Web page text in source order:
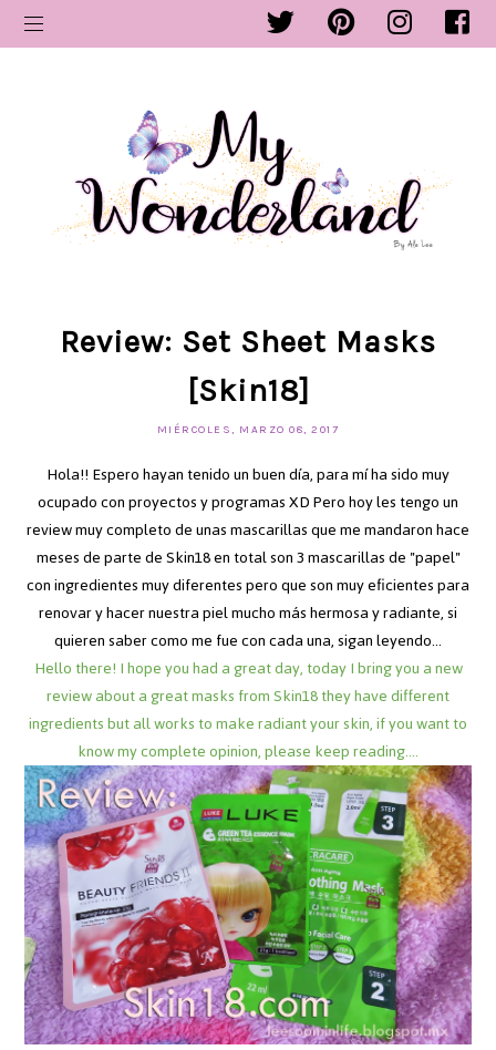
Review: Set Sheet Masks
[Skin18]
MIÉRCOLES, MARZO 08, 2017
Hola!! Espero hayan tenido un buen día, para mí ha sido muy
ocupado con proyectos y programas XD Pero hoy les tengo un
review muy completo de unas mascarillas que me mandaron hace
meses de parte deSkin18en total son 3 mascarillas de "papel"
con ingredientes muy diferentes pero que son muy eficientes para
renovar y hacer nuestra piel mucho más hermosa y radiante, si
quieren saber como me fue con cada una, sigan leyendo...
Hello there! I hope you had a great day, today I bring you a new
review about a great masks from Skin18 they have different
ingredients but all works to make radiant your skin, if you want to
know my complete opinion, please keep reading....